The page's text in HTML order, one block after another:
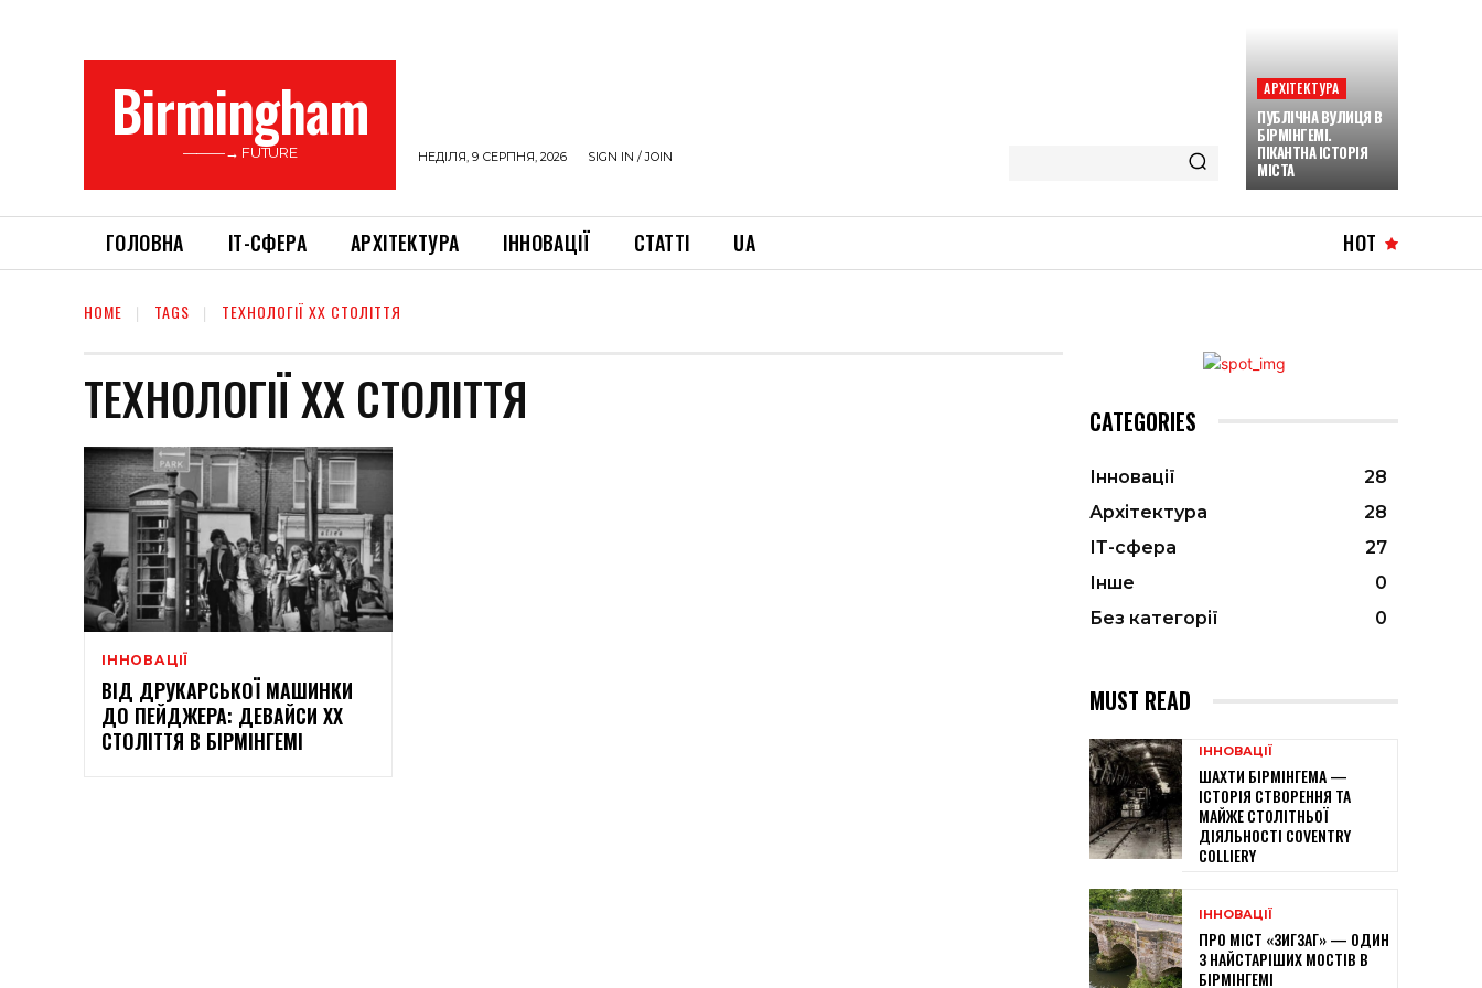
Birmingham
———→ FUTURE НЕДІЛЯ, 9 СЕРПНЯ, 2026 SIGN IN / JOIN
АРХІТЕКТУРА
ПУБЛІЧНА ВУЛИЦЯ В
БІРМІНГЕМІ.
ПІКАНТНА ІСТОРІЯ
МІСТА
ГОЛОВНА ІТ-СФЕРА АРХІТЕКТУРА ІННОВАЦІЇ СТАТТІ UA HOT
HOME TAGS ТЕХНОЛОГІЇ XX СТОЛІТТЯ
ТЕХНОЛОГІЇ XX СТОЛІТТЯ
ІННОВАЦІЇ
ВІД ДРУКАРСЬКОЇ МАШИНКИ
ДО ПЕЙДЖЕРА: ДЕВАЙСИ XX
СТОЛІТТЯ В БІРМІНГЕМІ
CATEGORIES
Інновації
28
Архітектура
28
ІТ-сфера
27
Інше
0
Без категорії
0
MUST READ
ІННОВАЦІЇ
ШАХТИ БІРМІНГЕМА —
ІСТОРІЯ СТВОРЕННЯ ТА
МАЙЖЕ СТОЛІТНЬОЇ
ДІЯЛЬНОСТІ COVENTRY
COLLIERY
ІННОВАЦІЇ
ПРО МІСТ «ЗИГЗАГ» — ОДИН
З НАЙСТАРІШИХ МОСТІВ В
БІРМІНГЕМІ